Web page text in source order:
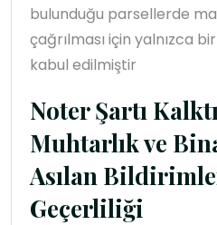
bulunduğu parsellerde
çağrılması için yalnızca
kabul edilmiştir
Noter Şartı
Muhtarlık ve
Asılan
Geçerliliği